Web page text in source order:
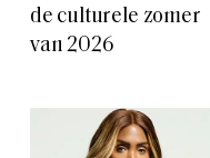
de culturele zomer
van 2026